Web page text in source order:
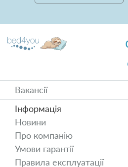
Вакансії
Інформація
Новини
Про компанію
Умови гарантії
Правила експлуатації